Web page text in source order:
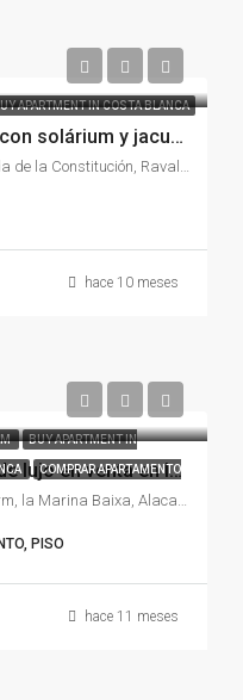
APARTMENT IN COSTA BLANCA
TE33-0132 – Ático icónico con solárium y jacuzzi en pleno centro histórico de Alicante
Avinguda de la Constitució / Avenida de la Constitución, Raval de Sant Francesc, Centro, Alacant / Alicante, l'Alacantí, Alacant / Alicante, Comunitat Valenciana, 03001, España
hace 10 meses
BUY APARTMENT IN
COMPRAR APARTAMENTO
TE33-0086 – Apartamento de lujo en venta en Intempo Sky Resort, Benidorm
Avinguda de Mèxic, Ponent, Benidorm, la Marina Baixa, Alacant / Alicante, Comunitat Valenciana, 03502, España
PISO
hace 11 meses